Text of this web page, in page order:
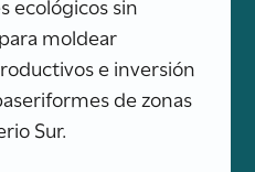
moldear
e inversión
de zonas
Sur.